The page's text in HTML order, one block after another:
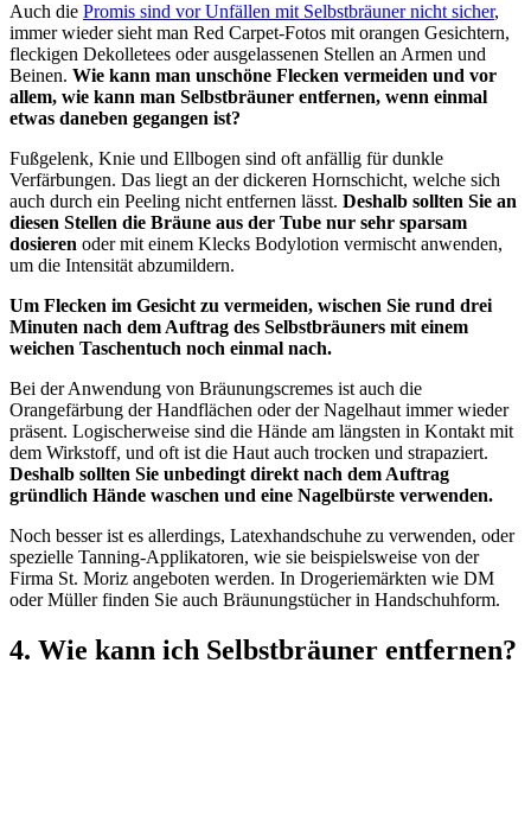
Auch die Promis sind vor Unfällen mit Selbstbräuner nicht sicher,
immer wieder sieht man Red Carpet-Fotos mit orangen Gesichtern,
fleckigen Dekolletees oder ausgelassenen Stellen an Armen und
Beinen. Wie kann man unschöne Flecken vermeiden und vor
allem, wie kann man Selbstbräuner entfernen, wenn einmal
etwas daneben gegangen ist?
Fußgelenk, Knie und Ellbogen sind oft anfällig für dunkle
Verfärbungen. Das liegt an der dickeren Hornschicht, welche sich
auch durch ein Peeling nicht entfernen lässt. Deshalb sollten Sie an
diesen Stellen die Bräune aus der Tube nur sehr sparsam
dosieren oder mit einem Klecks Bodylotion vermischt anwenden,
um die Intensität abzumildern.
Um Flecken im Gesicht zu vermeiden, wischen Sie rund drei
Minuten nach dem Auftrag des Selbstbräuners mit einem
weichen Taschentuch noch einmal nach.
Bei der Anwendung von Bräunungscremes ist auch die
Orangefärbung der Handflächen oder der Nagelhaut immer wieder
präsent. Logischerweise sind die Hände am längsten in Kontakt mit
dem Wirkstoff, und oft ist die Haut auch trocken und strapaziert.
Deshalb sollten Sie unbedingt direkt nach dem Auftrag
gründlich Hände waschen und eine Nagelbürste verwenden.
Noch besser ist es allerdings, Latexhandschuhe zu verwenden, oder
spezielle Tanning-Applikatoren, wie sie beispielsweise von der
Firma St. Moriz angeboten werden. In Drogeriemärkten wie DM
oder Müller finden Sie auch Bräunungstücher in Handschuhform.
4. Wie kann ich Selbstbräuner entfernen?